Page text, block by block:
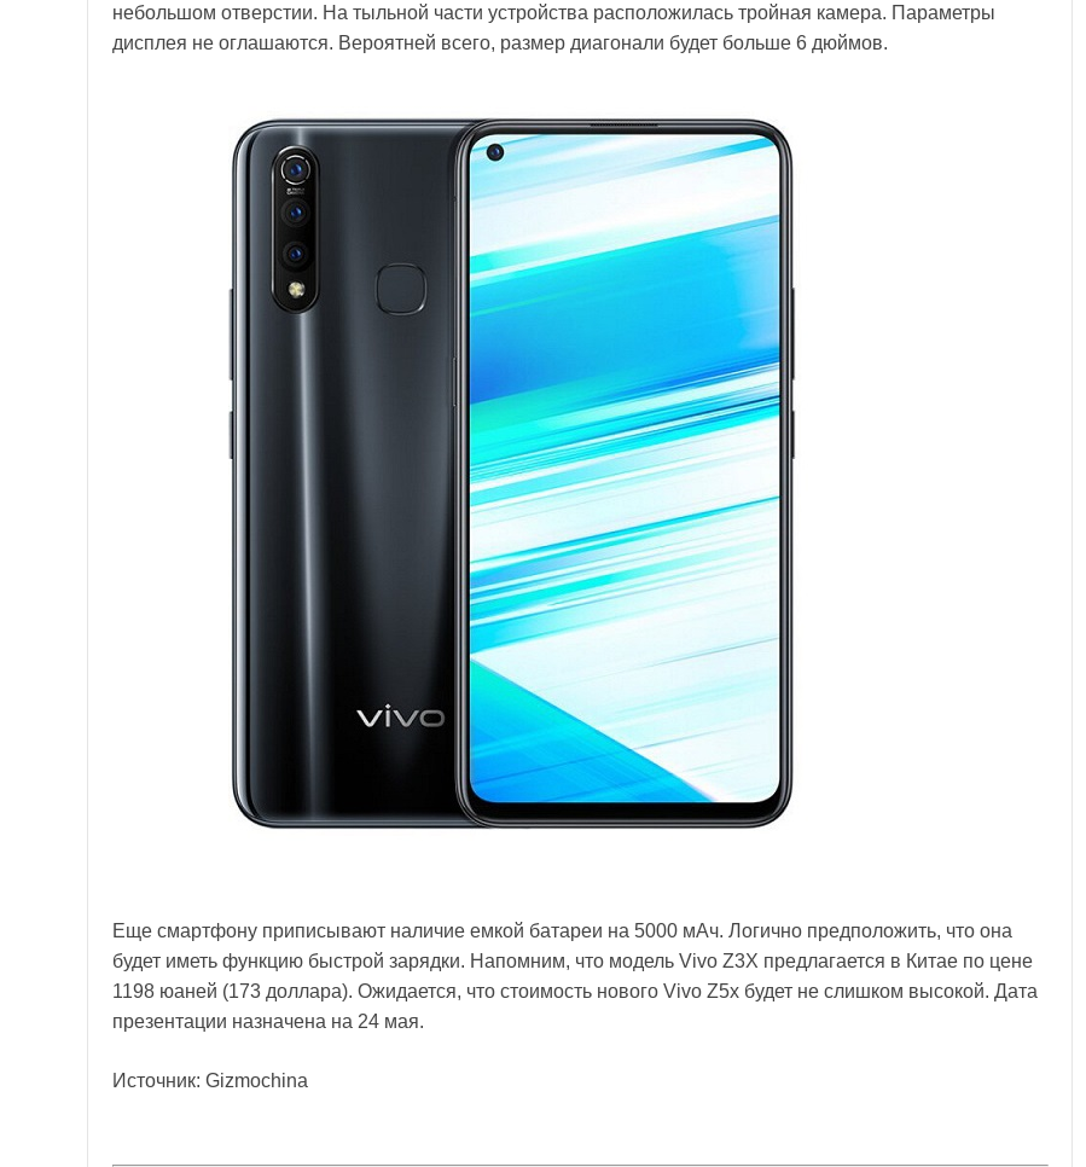
небольшом отверстии. На тыльной части устройства расположилась тройная камера. Параметры
дисплея не оглашаются. Вероятней всего, размер диагонали будет больше 6 дюймов.
Еще смартфону приписывают наличие емкой батареи на 5000 мАч. Логично предположить, что она
будет иметь функцию быстрой зарядки. Напомним, что модель Vivo Z3X предлагается в Китае по цене
1198 юаней (173 доллара). Ожидается, что стоимость нового Vivo Z5x будет не слишком высокой. Дата
презентации назначена на 24 мая.
Источник: Gizmochina